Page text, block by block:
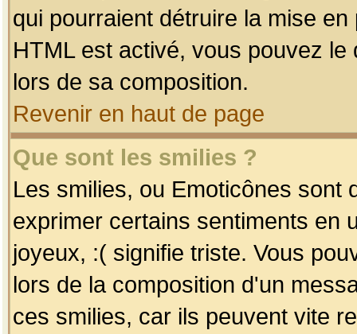
qui pourraient détruire la mise
HTML est activé, vous pouvez
lors de sa composition.
Revenir en haut de page
Que sont les smilies ?
Les smilies, ou Emoticônes sont
exprimer certains sentiments en
joyeux, :( signifie triste. Vous
lors de la composition d'un
ces smilies, car ils peuvent vite